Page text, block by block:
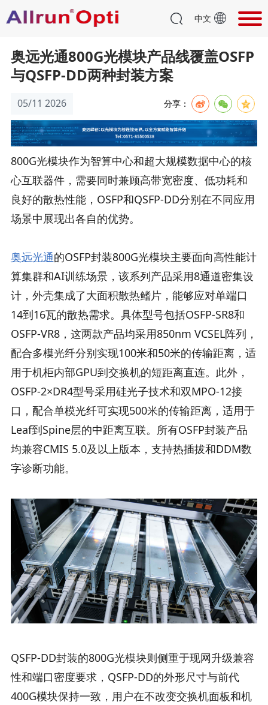
中文
奥远光通800G光模块产品线覆盖OSFP
与QSFP-DD两种封装方案
05/11 2026 分享：
800G光模块作为智算中心和超大规模数据中心的核
心互联器件，需要同时兼顾高带宽密度、低功耗和
良好的散热性能，OSFP和QSFP-DD分别在不同应用
场景中展现出各自的优势。
奥远光通的OSFP封装800G光模块主要面向高性能计
算集群和AI训练场景，该系列产品采用8通道密集设
计，外壳集成了大面积散热鳍片，能够应对单端口
14到16瓦的散热需求。具体型号包括OSFP-SR8和
OSFP-VR8，这两款产品均采用850nm VCSEL阵列，
配合多模光纤分别实现100米和50米的传输距离，适
用于机柜内部GPU到交换机的短距离直连。此外，
OSFP-2×DR4型号采用硅光子技术和双MPO-12接
口，配合单模光纤可实现500米的传输距离，适用于
Leaf到Spine层的中距离互联。所有OSFP封装产品
均兼容CMIS 5.0及以上版本，支持热插拔和DDM数
字诊断功能。
QSFP-DD封装的800G光模块则侧重于现网升级兼容
性和端口密度要求，QSFP-DD的外形尺寸与前代
400G模块保持一致，用户在不改变交换机面板和机